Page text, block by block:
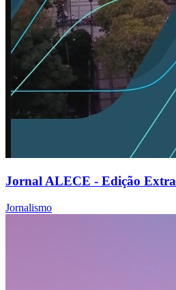
Jornal ALECE - Edição Extra
Jornalismo